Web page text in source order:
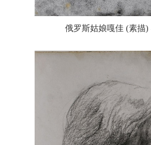
俄罗斯姑娘嘎佳 (素描)